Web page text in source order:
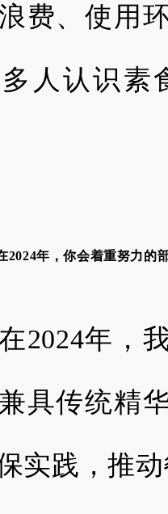
费、使用
人认识素
2024年，你会着重努力的
2024年，
具传统精
实践，推